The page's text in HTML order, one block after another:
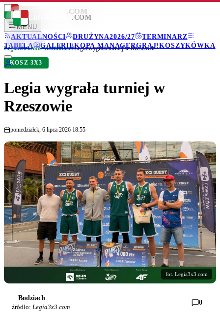
LEGIONISCI .COM
MENU
AKTUALNOŚCI
DRUŻYNA2026/27
TERMINARZ
TABELA
GALERIEKOPA MANAGERGRAJ!KOSZYKÓWKA
LEGIONISCI .COM
Legionisci.com/Aktualności/Legia wygrała turniej w Rzeszowie
KOSZ 3X3
Legia wygrała turniej w
Rzeszowie
poniedziałek, 6 lipca 2026 18:55
fot. Legia3x3.com
Bodziach
źródło: Legia3x3.com
0